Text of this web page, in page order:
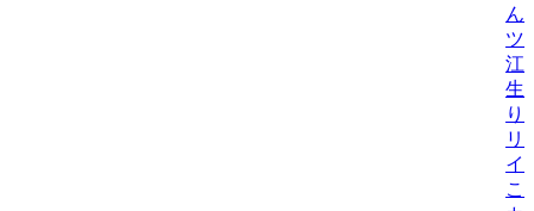
ん
ツ
江
生
り
リ
イ
こ